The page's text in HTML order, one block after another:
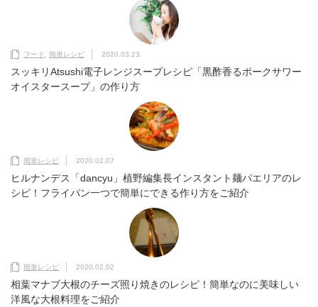
フード 簡単レシピ 2020.03.23
スッキリAtsushi電子レンジスープレシピ「黒酢香るポークサワー
オイスタースープ」の作り方
簡単レシピ 2020.02.07
ヒルナンデス「dancyu」植野編集長インスタント麺パエリアのレ
シピ！フライパン一つで簡単にできる作り方をご紹介
簡単レシピ 2020.02.02
相葉マナブ大根のチーズ照り焼きのレシピ！簡単なのに美味しい
洋風な大根料理をご紹介